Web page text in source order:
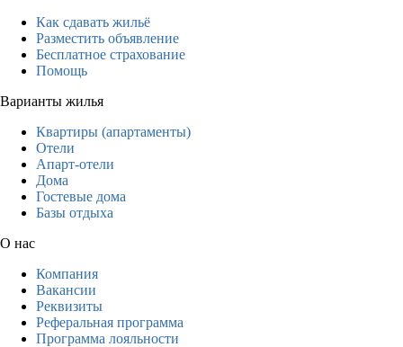
Как сдавать жильё
Разместить объявление
Бесплатное страхование
Помощь
Варианты жилья
Квартиры (апартаменты)
Отели
Апарт-отели
Дома
Гостевые дома
Базы отдыха
О нас
Компания
Вакансии
Реквизиты
Реферальная программа
Программа лояльности